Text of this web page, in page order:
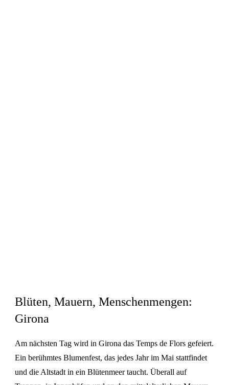
Blüten, Mauern, Menschenmengen:
Girona
Am nächsten Tag wird in Girona das Temps de Flors gefeiert.
Ein berühmtes Blumenfest, das jedes Jahr im Mai stattfindet
und die Altstadt in ein Blütenmeer taucht. Überall auf